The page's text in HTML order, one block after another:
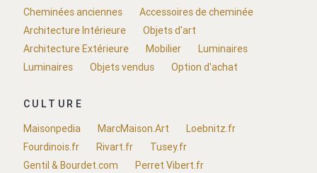
Cheminées anciennes
Accessoires de cheminée
Architecture Intérieure
Objets d'art
Architecture Extérieure
Mobilier
Luminaires
Luminaires
Objets vendus Option d'achat
CULTURE
Maisonpedia
MarcMaison.Art
Loebnitz.fr
Fourdinois.fr
Rivart.fr
Tusey.fr
Gentil & Bourdet.com
Perret Vibert.fr